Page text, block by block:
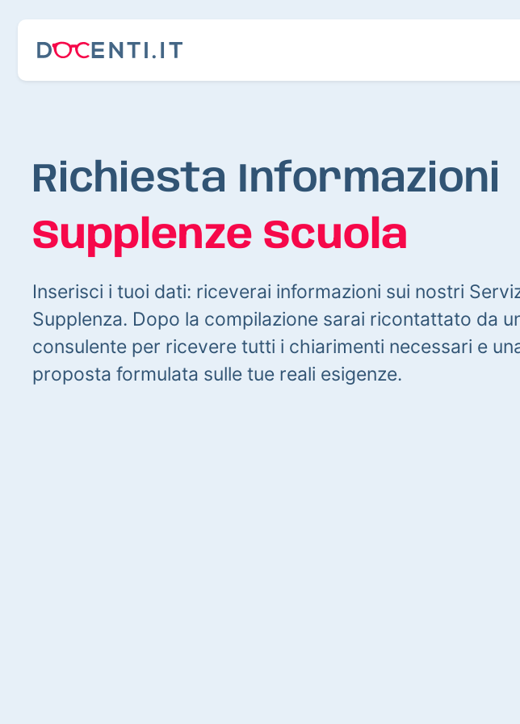
Richiesta Informazioni
Supplenze Scuola
Inserisci i tuoi dati: riceverai informazioni sui nostri
Supplenza. Dopo la compilazione sarai ricontattato da
consulente per ricevere tutti i chiarimenti necessari e
proposta formulata sulle tue reali esigenze.